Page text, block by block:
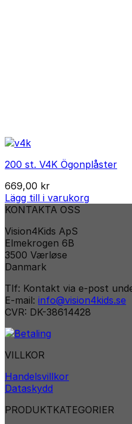
200 st. V4K Ögonplåster
669,00 kr
Lägg till i varukorg
KONTAKTA OSS
Vision4Kids ApS
Elmekrogen 6B
3500 Værløse
Danmark
Tlf: Kontakt via e-post
E-mail: info@vision4kids.se
CVR: DK-38614428
VILLKOR
Handelsvillkor
Dataskydd
PRODUKTKATEGORIER